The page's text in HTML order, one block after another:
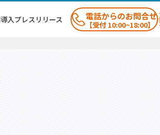
導入プレスリリース 電話からのお問合せ
【受付 10:00~18:00】